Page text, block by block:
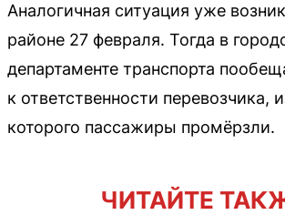
Аналогичная ситуация уже
районе 27 февраля. Тогда в
департаменте транспорта
к ответственности перевозчика,
которого пассажиры промёрзли.
ЧИТАЙТЕ